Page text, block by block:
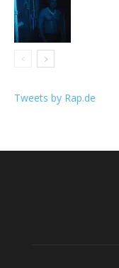
Tweets by Rap.de